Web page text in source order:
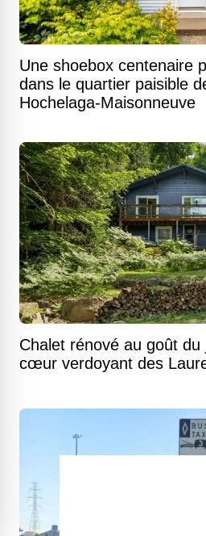
Une shoebox centenaire
dans le quartier paisible
Hochelaga-Maisonneuve
Chalet rénové au goût
cœur verdoyant des